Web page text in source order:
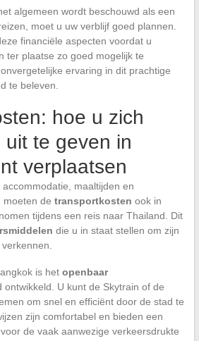
algemeen wordt beschouwd als een
moet u uw verblijf goed plannen.
financiële aspecten voordat u
ter plaatse zo goed mogelijk te
ervaring in dit prachtige
te beleven.
hoe u zich
te geven in
verplaatsen
maaltijden en
moeten de transportkosten ook in
tijdens een reis naar Thailand. Dit
die u in staat stellen om zijn
is het openbaar
U kunt de Skytrain of de
om snel en efficiënt door de stad te
zijn comfortabel en bieden een
de vaak aanwezige verkeersdrukte